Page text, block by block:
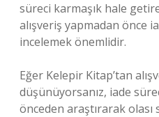
süreci karmaşık hale
alışveriş yapmadan önce
incelemek önemlidir.
Eğer Kelepir Kitap’tan
düşünüyorsanız, iade
önceden araştırarak olası